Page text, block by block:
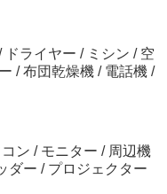
ライヤー / ミシン / 空
/ 布団乾燥機 / 電話機 /
ン / モニター / 周辺機
ダー / プロジェクター